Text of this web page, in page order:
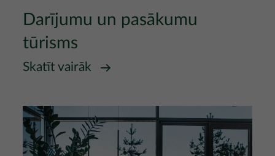
Darījumu un pasākumu
tūrisms
Skatīt vairāk
Attēls